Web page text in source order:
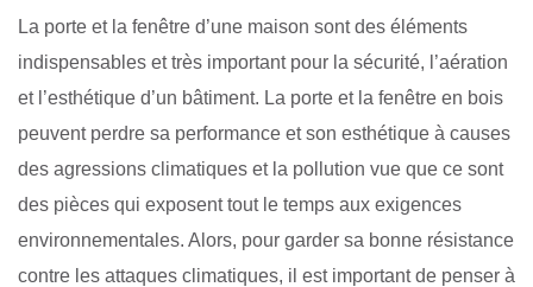
La porte et la fenêtre d’une maison sont des éléments
indispensables et très important pour la sécurité, l’aération
et l’esthétique d’un bâtiment. La porte et la fenêtre en bois
peuvent perdre sa performance et son esthétique à causes
des agressions climatiques et la pollution vue que ce sont
des pièces qui exposent tout le temps aux exigences
environnementales. Alors, pour garder sa bonne résistance
contre les attaques climatiques, il est important de penser à